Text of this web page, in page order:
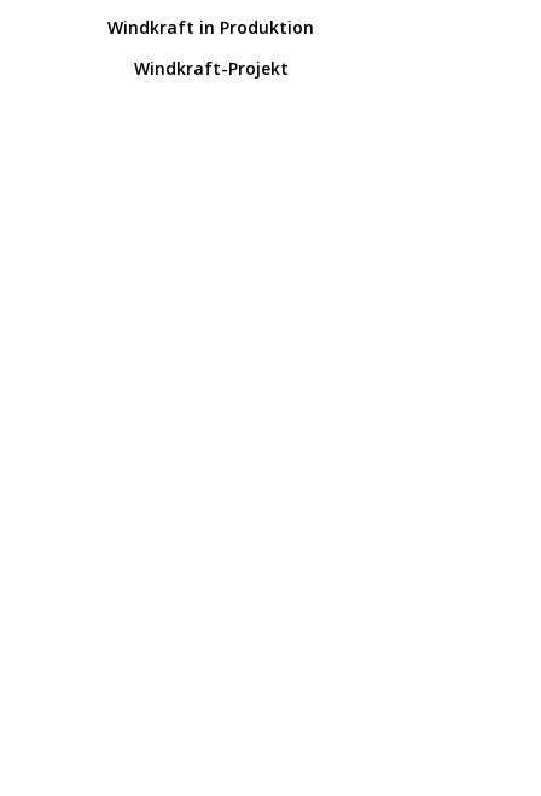
Windkraft in Produktion
Windkraft-Projekt